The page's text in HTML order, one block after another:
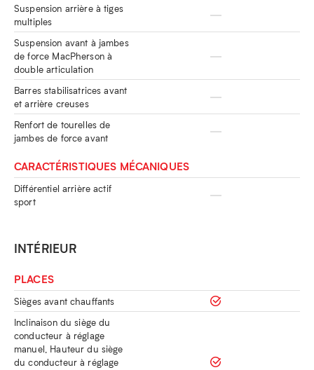
Suspension arrière à tiges
multiples
Suspension avant à jambes
de force MacPherson à
double articulation
Barres stabilisatrices avant
et arrière creuses
Renfort de tourelles de
jambes de force avant
CARACTÉRISTIQUES MÉCANIQUES
Différentiel arrière actif
sport
INTÉRIEUR
PLACES
Sièges avant chauffants
Inclinaison du siège du
conducteur à réglage
manuel, Hauteur du siège
du conducteur à réglage